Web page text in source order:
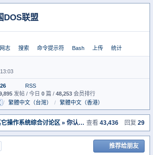
DOS联盟
网志 搜索 命令提示符 Bash 上传 统计
RSS
发帖 / 今日 0 篇 / 48,253 会员排行
/ 繁體中文（台灣） / 繁體中文（香港）
操作系统综合讨论区 » 你认为哪一个windows最实用 查看 43,436 回复 29
推荐给朋友